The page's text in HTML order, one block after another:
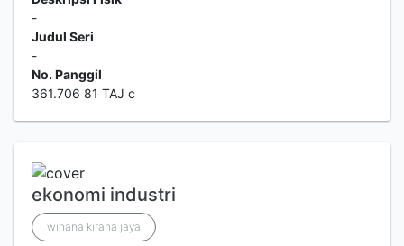
-
Judul Seri
-
No. Panggil
361.706 81 TAJ c
ekonomi industri
wihana kirana jaya